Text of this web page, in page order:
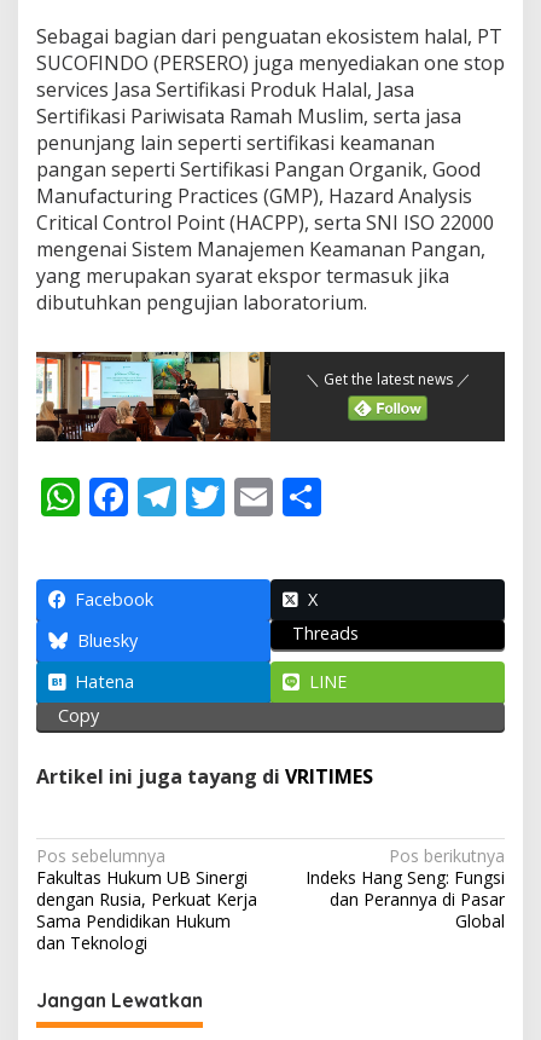
Sebagai bagian dari penguatan ekosistem halal, PT
SUCOFINDO (PERSERO) juga menyediakan one stop
services Jasa Sertifikasi Produk Halal, Jasa
Sertifikasi Pariwisata Ramah Muslim, serta jasa
penunjang lain seperti sertifikasi keamanan
pangan seperti Sertifikasi Pangan Organik, Good
Manufacturing Practices (GMP), Hazard Analysis
Critical Control Point (HACPP), serta SNI ISO 22000
mengenai Sistem Manajemen Keamanan Pangan,
yang merupakan syarat ekspor termasuk jika
dibutuhkan pengujian laboratorium.
＼ Get the latest news ／
W
at
s
A
p
p
F
e
b
o
o
k
T
e
a
m
T
itt
E
ai
l
ar
e
Facebook
X
Bluesky
Threads
Hatena
LINE
Copy
Artikel ini juga tayang di VRITIMES
N
a
v
i
g
a
Pos sebelumnya
Fakultas Hukum UB Sinergi
dengan Rusia, Perkuat Kerja
Sama Pendidikan Hukum
dan Teknologi
Pos berikutnya
Indeks Hang Seng: Fungsi
dan Perannya di Pasar
Global
Jangan Lewatkan